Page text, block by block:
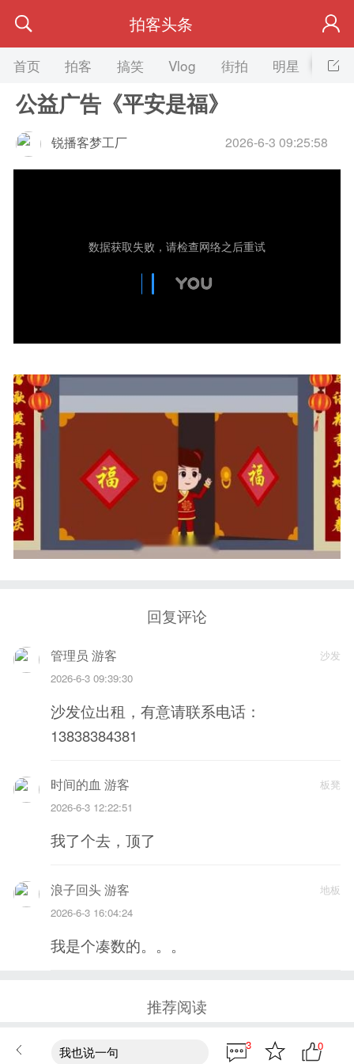
拍客头条
首页 拍客 搞笑 Vlog 街拍 明星 美女
公益广告《平安是福》
锐播客梦工厂 2026-6-3 09:25:58
回复评论
沙发
管理员 游客
2026-6-3 09:39:30
沙发位出租，有意请联系电话：
13838384381
板凳
时间的血 游客
2026-6-3 12:22:51
我了个去，顶了
地板
浪子回头 游客
2026-6-3 16:04:24
我是个凑数的。。。
推荐阅读
3 0